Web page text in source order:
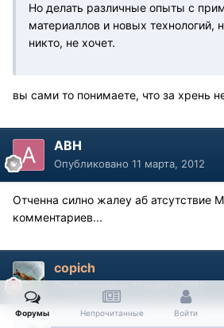
Но делать различные опыты с
материаллов и новых технологий,
никто, не хочет.
вы сами то понимаете, что за хрень
АВН
Опубликовано 11 марта, 2012
Отченна силно жалеу аб атсутствие
комментариев...
copich
Форумы Непрочитанные Войти